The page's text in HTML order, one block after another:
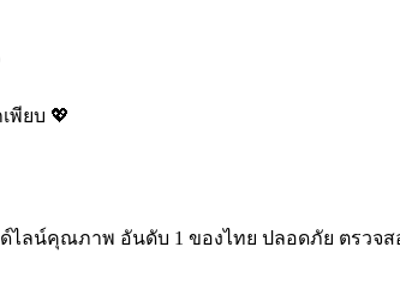
พียบ 💖
ลน์คุณภาพ อันดับ 1 ของไทย ปลอดภัย ตรวจ